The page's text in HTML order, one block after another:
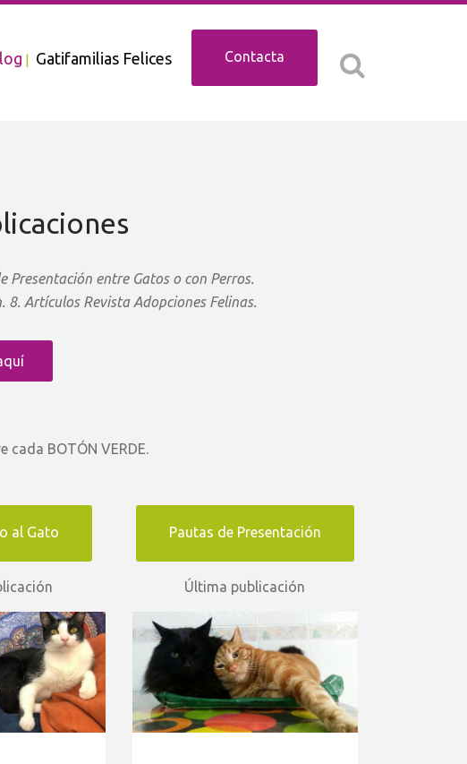
Contacta
Gatifamilias Felices
Presentación entre Gatos o con Perros.
8. Artículos Revista Adopciones Felinas.
cada BOTÓN VERDE.
al Gato Pautas de Presentación
Última publicación